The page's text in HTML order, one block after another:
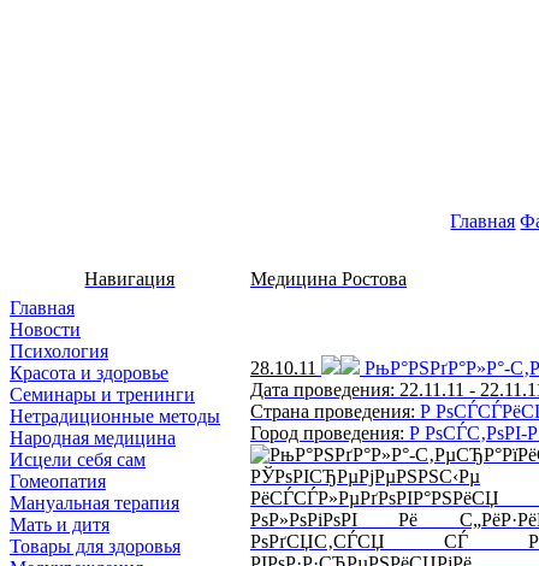
Главная
Навигация
Главная
Новости
Психология
Красота и здоровье
Семинары и тренинги
Нетрадиционные методы
Народная медицина
Исцели себя сам
Гомеопатия
Мануальная терапия
Мать и дитя
Товары для здоровья
Медицина Ростова
28.10.11
РњР°РЅРґР°Р»Р°-
Дата проведения: 22.11.11 -
Страна проведения: Р
Город проведения: Р РѕСЃС‚РѕРІ-
РЎРѕРІСЂРµРјРµРЅРЅС‹Рµ
РѕР»РѕРіРѕРІ Рё
РѕРґСЏС‚СЃСЏ СЃ